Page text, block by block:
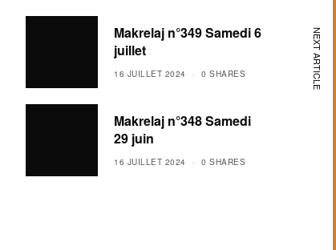
Makrelaj n°349 Samedi 6
juillet
16 JUILLET 2024 0 SHARES
Makrelaj n°348 Samedi
29 juin
16 JUILLET 2024 0 SHARES
NEXT ARTICLE